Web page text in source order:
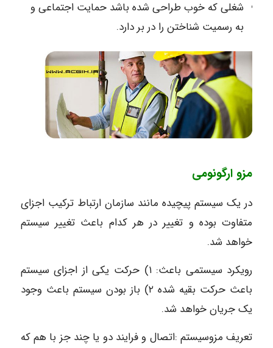
شغلی که خوب طراحی شده باشد حمایت اجتماعی و
به رسمیت شناختن را در بر دارد.
مزو ارگونومی
در یک سیستم پیچیده مانند سازمان ارتباط ترکیب اجزای
متفاوت بوده و تغییر در هر کدام باعث تغییر سیستم
خواهد شد.
رویکرد سیستمی باعث: ۱) حرکت یکی از اجزای سیستم
باعث حرکت بقیه شده ۲) باز بودن سیستم باعث وجود
یک جریان خواهد شد.
تعریف مزوسیستم :اتصال و فرایند دو یا چند جز با هم که